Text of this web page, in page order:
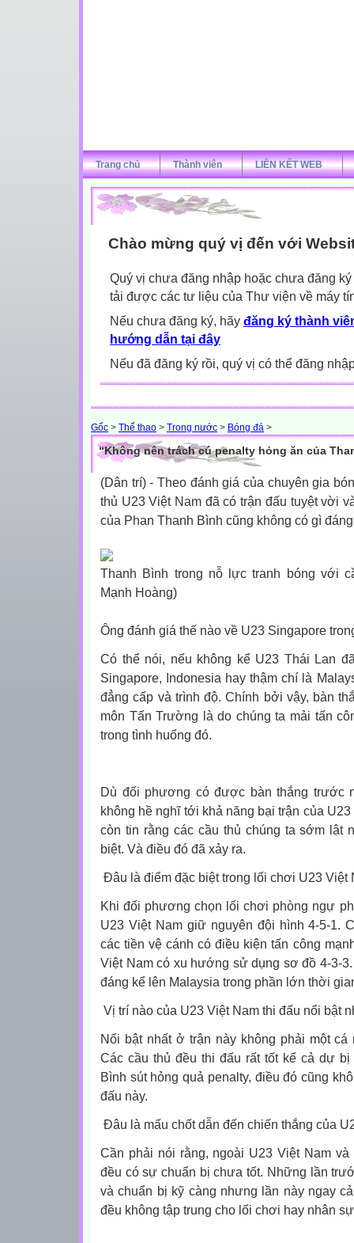
Trang chủ Thành viên LIÊN KẾT WEB
Chào mừng quý vị đến với
Quý vị chưa đăng nhập hoặc chưa đăng
tải được các tư liệu của Thư viện về máy
Nếu chưa đăng ký, hãy đăng ký thành
hướng dẫn tại đây
Nếu đã đăng ký rồi, quý vị có thể đăng
Gốc > Thể thao > Trong nước > Bóng đá >
“Không nên trách cú penalty hỏng ăn của
(Dân trí) - Theo đánh giá của chuyên gia
thủ U23 Việt Nam đã có trận đấu tuyệt vời
của Phan Thanh Bình cũng không có gì
Thanh Bình trong nỗ lực tranh bóng với
Mạnh Hoàng)
Ông đánh giá thế nào về U23 Singapore
Có thể nói, nếu không kể U23 Thái Lan
Singapore, Indonesia hay thậm chí là
đẳng cấp và trình độ. Chính bởi vậy, bàn
môn Tấn Trường là do chúng ta mải tấn
trong tình huống đó.
Dù đối phương có được bàn thắng trước
không hề nghĩ tới khả năng bại trận của
còn tin rằng các cầu thủ chúng ta sớm lật
biệt. Và điều đó đã xảy ra.
Đâu là điểm đặc biệt trong lối chơi U23 Việt
Khi đối phương chọn lối chơi phòng ngự
U23 Việt Nam giữ nguyên đội hình 4-5-1.
các tiền vệ cánh có điều kiện tấn công
Việt Nam có xu hướng sử dụng sơ đồ 4-3-
đáng kể lên Malaysia trong phần lớn thời
Vị trí nào của U23 Việt Nam thi đấu nổi bật
Nổi bật nhất ở trận này không phải một
Các cầu thủ đều thi đấu rất tốt kể cả dự
Bình sút hỏng quả penalty, điều đó cũng
đấu này.
Đâu là mấu chốt dẫn đến chiến thắng của
Cần phải nói rằng, ngoài U23 Việt Nam
đều có sự chuẩn bị chưa tốt. Những lần
và chuẩn bị kỹ càng nhưng lần này ngay
đều không tập trung cho lối chơi hay nhân